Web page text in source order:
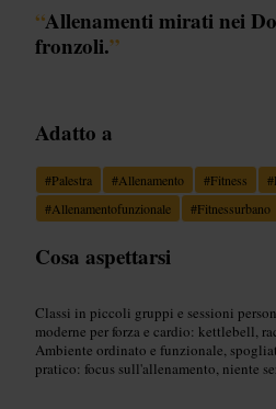
“Allenamenti mirati nei
fronzoli.”
Adatto a
#Palestra #Allenamento #Fitness #
#Allenamentofunzionale #Fitnessurbano
Cosa aspettarsi
Classi in piccoli gruppi e sessioni
moderne per forza e cardio: kettlebell,
Ambiente ordinato e funzionale,
pratico: focus sull'allenamento, niente